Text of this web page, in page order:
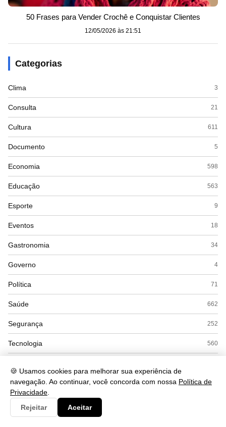
🍪 Usamos cookies para melhorar sua experiência de
navegação. Ao continuar, você concorda com nossa Política de
Privacidade
Rejeitar
Aceitar
50 Frases para Vender Crochê e Conquistar Clientes
12/05/2026 às 21:51
Categorias
Clima 3
Consulta 21
Cultura 611
Documento 5
Economia 598
Educação 563
Esporte 9
Eventos 18
Gastronomia 34
Governo 4
Política 71
Saúde 662
Segurança 252
Tecnologia 560